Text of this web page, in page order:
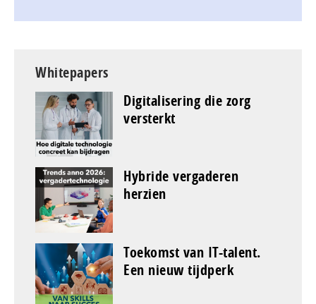
Whitepapers
Digitalisering die zorg
versterkt
Hybride vergaderen
herzien
Toekomst van IT-talent.
Een nieuw tijdperk